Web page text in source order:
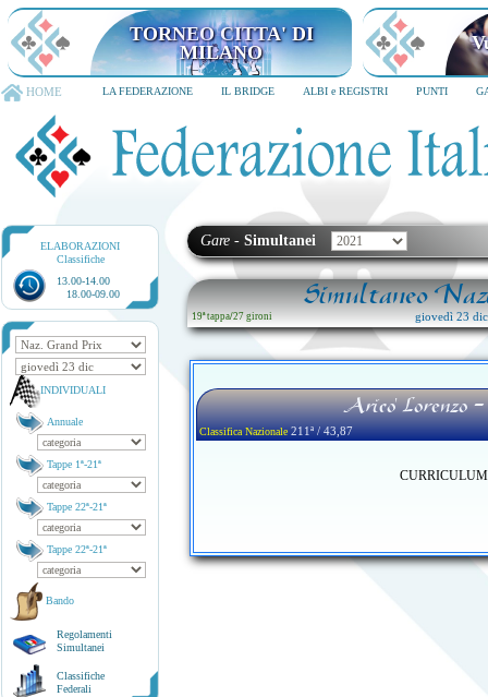
TORNEO CITTA' DI
MILANO
HOME LA FEDERAZIONE IL BRIDGE ALBI e REGISTRI PUNTI
ELABORAZIONI
Classifiche
13.00-14.00
18.00-09.00
INDIVIDUALI
Annuale
Tappe 1ª-21ª
Tappe 22ª-21ª
Tappe 22ª-21ª
Bando
Regolamenti
Simultanei
Classifiche
Federali
Gare - Simultanei
Simultaneo
19ª tappa/27 gironi giovedì 23
Arico' Lorenzo
Classifica Nazionale211ª / 43,87
CURRICULUM